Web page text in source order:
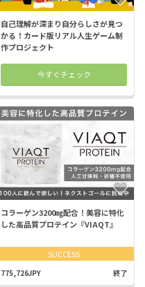
自己理解が深まり自分らしさが見つ
かる！カード版リアル人生ゲーム制
作プロジェクト
今すぐチェック
コラーゲン3200㎎配合！美容に特化
した高品質プロテイン『VIAQT』
SUCCESS
775,726JPY 終了